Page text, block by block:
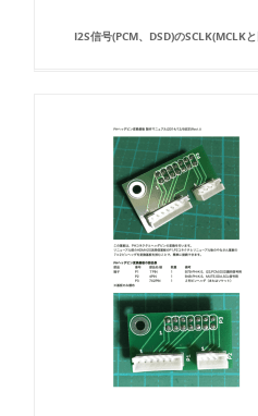
I2S信号(PCM、DSD)のSCLK(MCLK